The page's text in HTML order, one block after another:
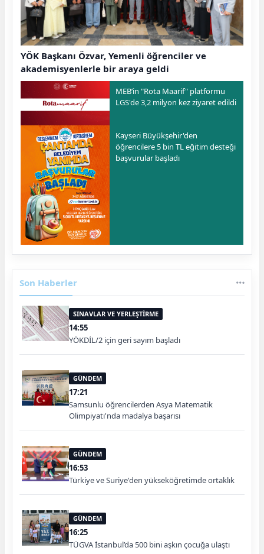
YÖK Başkanı Özvar, Yemenli öğrenciler ve
akademisyenlerle bir araya geldi
MEB’in "Rota Maarif" platformu
LGS'de 3,2 milyon kez ziyaret edildi
Kayseri Büyükşehir'den
öğrencilere 5 bin TL eğitim desteği
başvurular başladı
Son Haberler
SINAVLAR VE YERLEŞTİRME
14:55
YÖKDİL/2 için geri sayım başladı
GÜNDEM
17:21
Samsunlu öğrencilerden Asya Matematik
Olimpiyatı'nda madalya başarısı
GÜNDEM
16:53
Türkiye ve Suriye'den yükseköğretimde ortaklık
GÜNDEM
16:25
TÜGVA İstanbul’da 500 bini aşkın çocuğa ulaştı